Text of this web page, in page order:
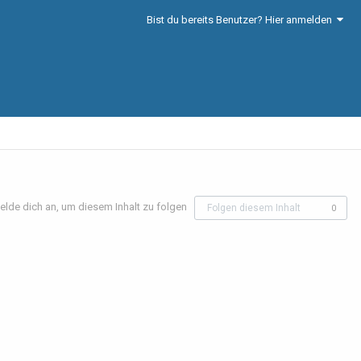
Bist du bereits Benutzer? Hier anmelden
dich an, um diesem Inhalt zu folgen Folgen diesem Inhalt 0